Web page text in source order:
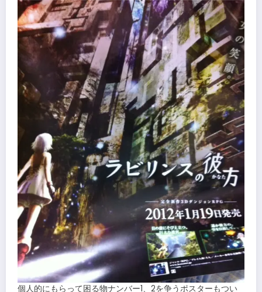
個人的にもらって困る物ナンバー1、2を争うポスターもつい